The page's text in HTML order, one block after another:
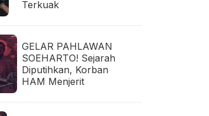
Terkuak
GELAR PAHLAWAN
SOEHARTO! Sejarah
Diputihkan, Korban
HAM Menjerit